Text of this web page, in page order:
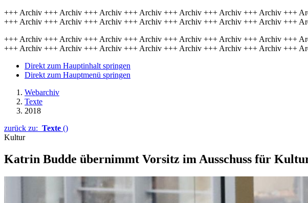
+++ Archiv +++ Archiv +++ Archiv +++ Archiv +++ Archiv +++ Archiv +++ Archiv +++
+++ Archiv +++ Archiv +++ Archiv +++ Archiv +++ Archiv +++ Archiv +++ Archiv +++
+++ Archiv +++ Archiv +++ Archiv +++ Archiv +++ Archiv +++ Archiv +++ Archiv +++
+++ Archiv +++ Archiv +++ Archiv +++ Archiv +++ Archiv +++ Archiv +++ Archiv +++
Direkt zum Hauptinhalt springen
Direkt zum Hauptmenü springen
Webarchiv
Texte
2018
zurück zu: Texte ()
Kultur
Katrin Budde übernimmt Vorsitz im Ausschuss für